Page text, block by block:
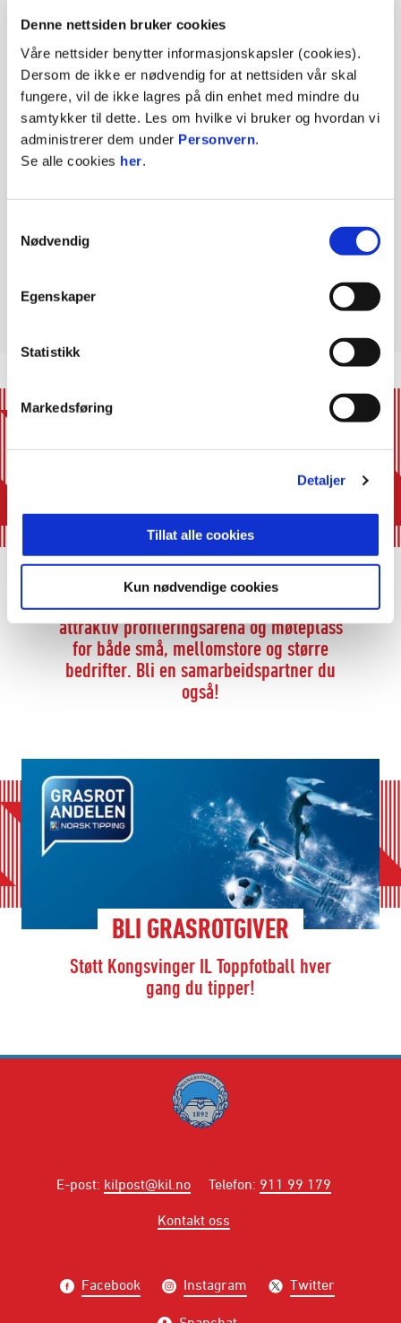
Denne nettsiden bruker cookies
Våre nettsider benytter informasjonskapsler (cookies).
Dersom de ikke er nødvendig for at nettsiden vår skal
fungere, vil de ikke lagres på din enhet med mindre du
samtykker til dette. Les om hvilke vi bruker og hvordan vi
administrerer dem under Personvern.
Se alle cookies her.
Nødvendig
Egenskaper
Statistikk
Markedsføring
Detaljer
Tillat alle cookies
Kun nødvendige cookies
Hjemmedrakt: Rød trøye, hvit bukse, hvite
strømper
Sølv i Tippeligaen 1992
BLI SAMARBEIDSPARTNER!
Kongsvinger IL Toppfotball er en meget
attraktiv profileringsarena og møteplass
for både små, mellomstore og større
bedrifter. Bli en samarbeidspartner du
også!
BLI GRASROTGIVER
Støtt Kongsvinger IL Toppfotball hver
gang du tipper!
E-post: kilpost@kil.no Telefon: 911 99 179
Kontakt oss
Facebook Instagram Twitter